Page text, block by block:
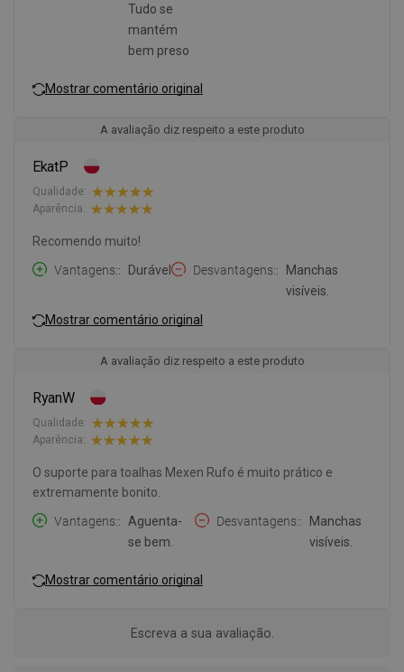
Tudo se
mantém
bem preso
Mostrar comentário original
A avaliação diz respeito a este produto
EkatP
Qualidade:
Aparência:
Recomendo muito!
Vantagens:
Durável Desvantagens:
Manchas
visíveis.
Mostrar comentário original
A avaliação diz respeito a este produto
RyanW
Qualidade:
Aparência:
O suporte para toalhas Mexen Rufo é muito prático e
extremamente bonito.
Vantagens:
Aguenta-
se bem.
Desvantagens:
Manchas
visíveis.
Mostrar comentário original
Escreva a sua avaliação.